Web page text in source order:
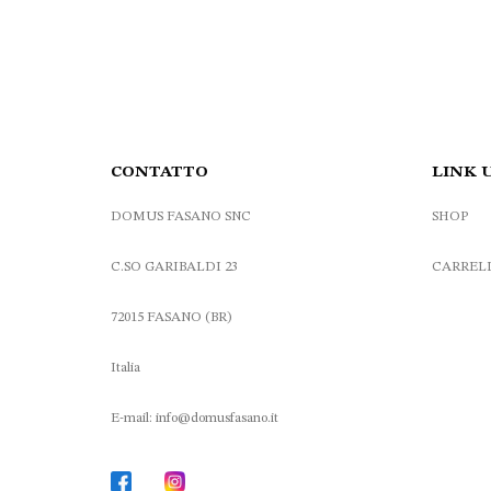
CONTATTO
DOMUS FASANO SNC
C.SO GARIBALDI 23
72015 FASANO (BR)
Italia
E-mail: info@domusfasano.it
LINK
SHOP